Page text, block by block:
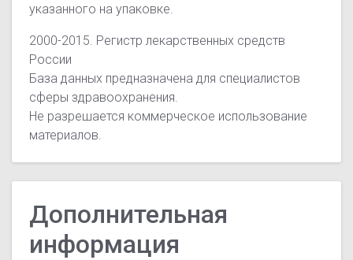
указанного на упаковке.
2000-2015. Регистр лекарственных средств
России
База данных предназначена для специалистов
сферы здравоохранения.
Не разрешается коммерческое использование
материалов.
Дополнительная
информация